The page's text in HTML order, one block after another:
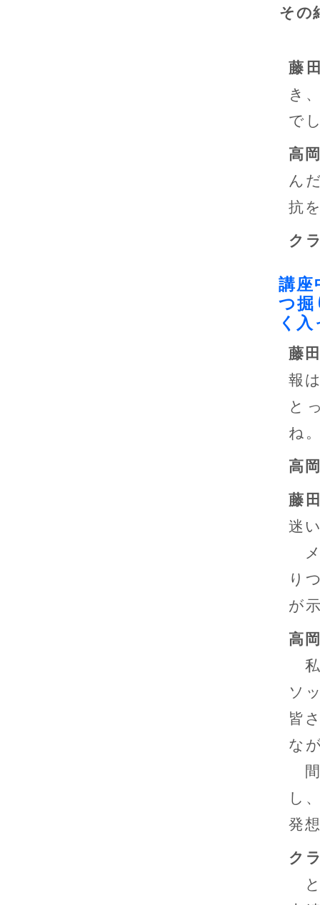
その
藤
き
で
高
ん
抗
ク
講座
つ掘
く
藤
報
と
ね
高
藤
迷
メ
り
が
高
私
ソ
皆
な
間
し
発
ク
と